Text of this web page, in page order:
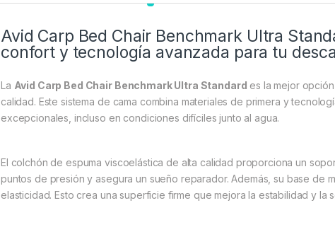
Avid Carp Bed Chair Benchmark Ultra
confort y tecnología avanzada para tu
La Avid Carp Bed Chair Benchmark Ultra Standard es la mejor
calidad. Este sistema de cama combina materiales de primera y
excepcionales, incluso en condiciones difíciles junto al agua.
El colchón de espuma viscoelástica de alta calidad proporciona un
puntos de presión y asegura un sueño reparador. Además, su base de
elasticidad. Esto crea una superficie firme que mejora la estabilidad y la